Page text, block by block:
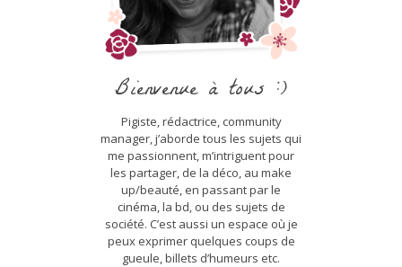
Bienvenue à tous :)
Pigiste, rédactrice, community
manager, j’aborde tous les sujets qui
me passionnent, m’intriguent pour
les partager, de la déco, au make
up/beauté, en passant par le
cinéma, la bd, ou des sujets de
société. C’est aussi un espace où je
peux exprimer quelques coups de
gueule, billets d’humeurs etc.